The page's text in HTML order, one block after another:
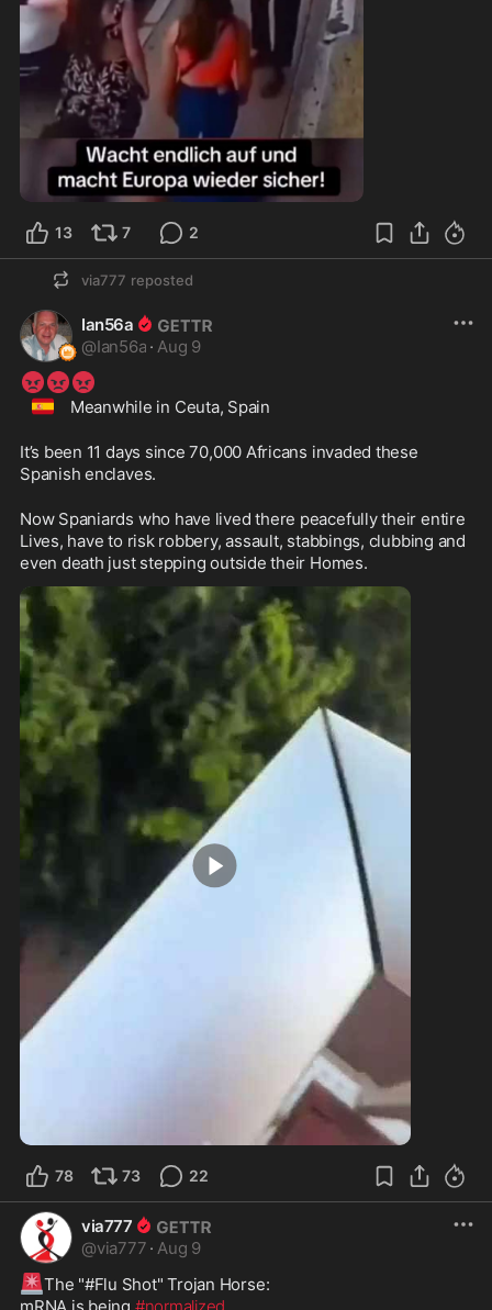
0:09
13 7 2
via777 reposted
Ian56a
@Ian56a · Aug 9
😡😡😡
🇪🇸
Meanwhile in Ceuta, Spain
It’s been 11 days since 70,000 Africans invaded these
Spanish enclaves.
Now Spaniards who have lived there peacefully their entire
Lives, have to risk robbery, assault, stabbings, clubbing and
even death just stepping outside their Homes.
0:45
78 73 22
via777
@via777 · Aug 9
🚨The "#Flu Shot" Trojan Horse: